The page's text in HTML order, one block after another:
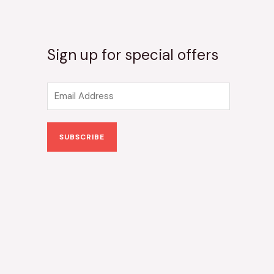
Sign up for special offers
m
a
SUBSCRIBE